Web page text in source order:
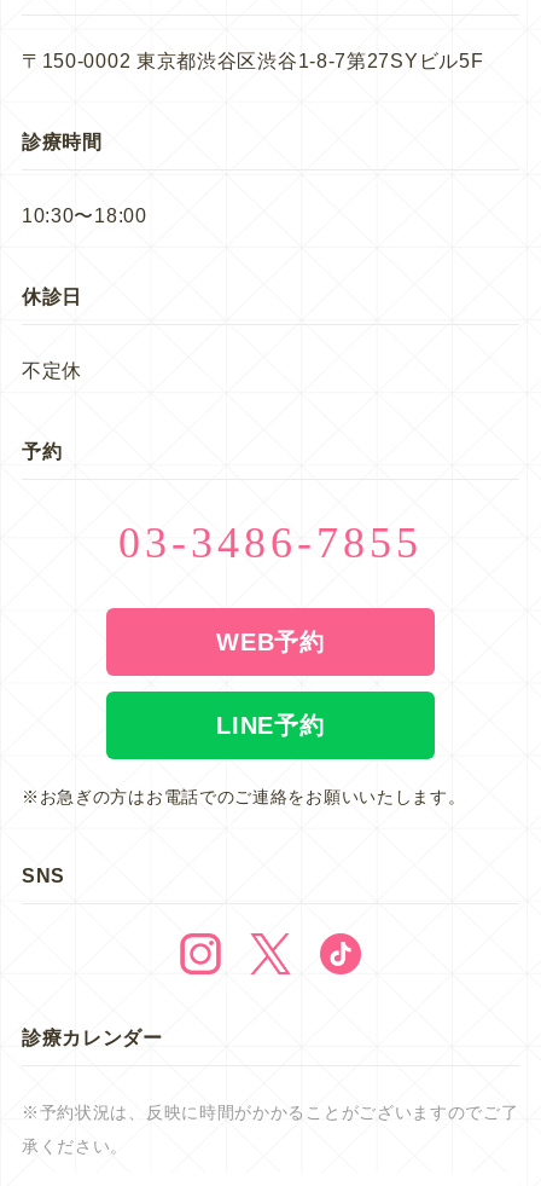
〒150-0002 東京都渋谷区渋谷1-8-7第27SYビル5F
診療時間
10:30〜18:00
休診日
不定休
予約
03-3486-7855
WEB予約
LINE予約
※お急ぎの方はお電話でのご連絡をお願いいたします。
SNS
診療カレンダー
※予約状況は、反映に時間がかかることがございますのでご了
承ください。